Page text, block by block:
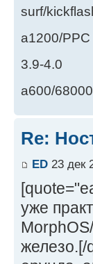
surf/
a1200/
3.9-4.0
a600/
Re:
ED 23 дек
уже
железо.[/